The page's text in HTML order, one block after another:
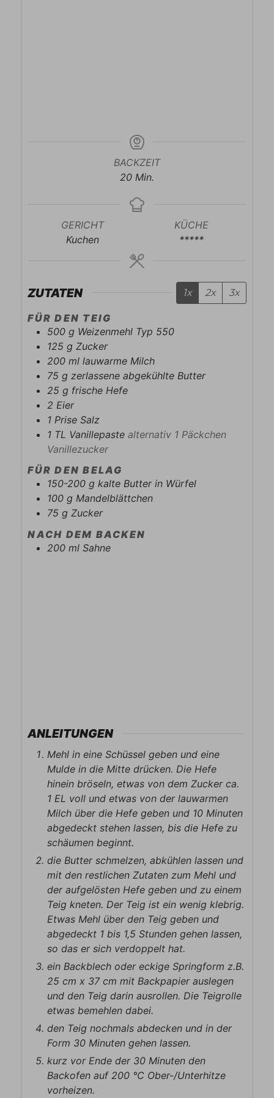
BACKZEIT
20Minuten
Min.
GERICHT
Kuchen
KÜCHE
*****
ZUTATEN 1x 2x 3x
FÜR DEN TEIG
500 g Weizenmehl Typ 550
125 g Zucker
200 ml lauwarme Milch
75 g zerlassene abgekühlte Butter
25 g frische Hefe
2 Eier
1 PriseSalz
1 TL Vanillepaste alternativ 1 Päckchen
Vanillezucker
FÜR DEN BELAG
150-200 g kalte Butter in Würfel
100 g Mandelblättchen
75 g Zucker
NACH DEM BACKEN
200 ml Sahne
ANLEITUNGEN
Mehl in eine Schüssel geben und eine
Mulde in die Mitte drücken. Die Hefe
hinein bröseln, etwas von dem Zucker ca.
1 EL voll und etwas von der lauwarmen
Milch über die Hefe geben und 10 Minuten
abgedeckt stehen lassen, bis die Hefe zu
schäumen beginnt.
die Butter schmelzen, abkühlen lassen und
mit den restlichen Zutaten zum Mehl und
der aufgelösten Hefe geben und zu einem
Teig kneten. Der Teig ist ein wenig klebrig.
Etwas Mehl über den Teig geben und
abgedeckt 1 bis 1,5 Stunden gehen lassen,
so das er sich verdoppelt hat.
ein Backblech oder eckige Springform z.B.
25 cm x 37 cm mit Backpapier auslegen
und den Teig darin ausrollen. Die Teigrolle
etwas bemehlen dabei.
den Teig nochmals abdecken und in der
Form 30 Minuten gehen lassen.
kurz vor Ende der 30 Minuten den
Backofen auf 200 ℃ Ober-/Unterhitze
vorheizen.